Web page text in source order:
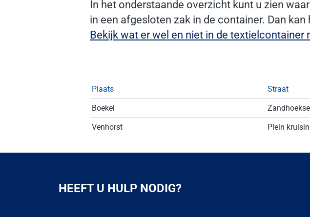
In het onderstaande overzicht kunt u zien
in een afgesloten zak in de container. Dan
Bekijk wat er wel en niet in de textielcontainer
Plaats Straat
Boekel
Venhorst Plein
HEEFT U HULP NODIG?